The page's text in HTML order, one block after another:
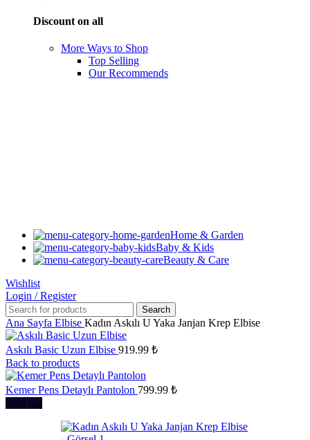
Discount on all
More Ways to Shop
Top Selling
Our Recommends
Home & Garden
Baby & Kids
Beauty & Care
Wishlist
Login / Register
Search
Ana Sayfa Elbise Kadın Askılı U Yaka Janjan Krep Elbise
Askılı Basic Uzun Elbise 919.99 ₺
Back to products
Kemer Pens Detaylı Pantolon 799.99 ₺
Sold out